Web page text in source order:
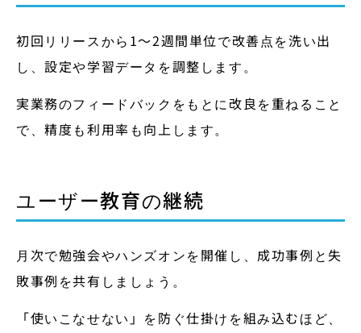
初回リリースから1〜2週間単位で改善点を洗い出
し、設定や学習データを調整します。
実業務のフィードバックをもとに改良を重ねること
で、精度も利用率も向上します。
ユーザー教育の継続
月次で勉強会やハンズオンを開催し、成功事例と失
敗事例を共有しましょう。
「使いこなせない」を防ぐ仕掛けを組み込むほど、